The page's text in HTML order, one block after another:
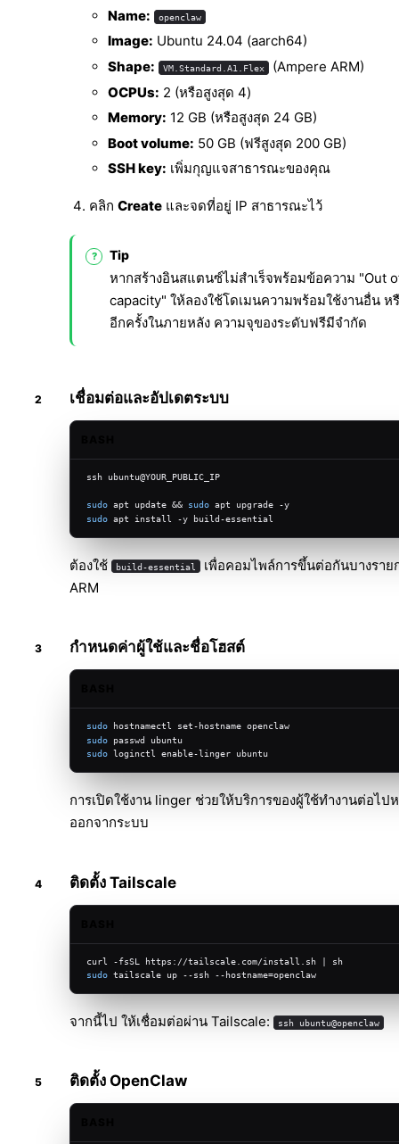
Name:
openclaw
Image: Ubuntu 24.04 (aarch64)
Shape:
VM.Standard.A1.Flex (Ampere ARM)
OCPUs: 2 (หรือสูงสุด 4)
Memory: 12 GB (หรือสูงสุด 24 GB)
Boot volume: 50 GB (ฟรีสูงสุด 200 GB)
SSH key: เพิ่มกุญแจสาธารณะของคุณ
คลิก Createและจดที่อยู่ IP สาธารณะไว้
Tip
หากสร้างอินสแตนซ์ไม่สำเร็จพร้อมข้อความ "Out
capacity" ให้ลองใช้โดเมนความพร้อมใช้งานอื่น ห
อีกครั้งในภายหลัง ความจุของระดับฟรีมีจำกัด
เชื่อมต่อและอัปเดตระบบ
ssh ubuntu@YOUR_PUBLIC_IP
sudo apt update && sudo apt upgrade -y
sudo apt install -y build-essential
ต้องใช้ build-essential เพื่อคอมไพล์การขึ้นต่อกันบางราย
ARM
กำหนดค่าผู้ใช้และชื่อโฮสต์
sudo hostnamectl set-hostname openclaw
sudo passwd ubuntu
sudo loginctl enable-linger ubuntu
การเปิดใช้งาน linger ช่วยให้บริการของผู้ใช้ทำงานต่อไป
ออกจากระบบ
ติดตั้ง Tailscale
curl -fsSL https://tailscale.com/install.sh | sh
sudo tailscale up --ssh --hostname=openclaw
จากนี้ไป ให้เชื่อมต่อผ่าน Tailscale: ssh ubuntu@openclaw
ติดตั้ง OpenClaw